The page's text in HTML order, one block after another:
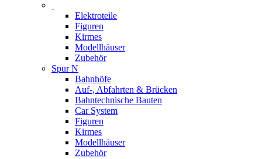
Elektroteile
Figuren
Kirmes
Modellhäuser
Zubehör
Spur N
Bahnhöfe
Auf-, Abfahrten & Brücken
Bahntechnische Bauten
Car System
Figuren
Kirmes
Modellhäuser
Zubehör